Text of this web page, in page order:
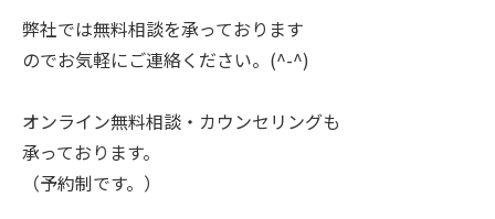
弊社では無料相談を承っております
のでお気軽にご連絡ください。(^-^)
オンライン無料相談・カウンセリングも
承っております。
（予約制です。）